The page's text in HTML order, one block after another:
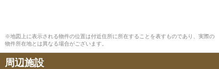
※地図上に表示される物件の位置は付近住所に所在することを表すものであり、実際の
物件所在地とは異なる場合がございます。
周辺施設